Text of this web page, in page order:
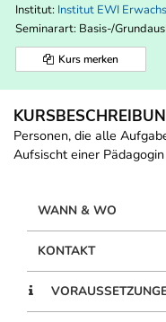
Institut: Institut EWI
Seminarart: Basis-/
Kurs merken
Personen, die alle
Aufsischt einer
WANN & WO
KONTAKT